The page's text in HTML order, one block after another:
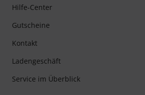
Hilfe-Center
Gutscheine
Kontakt
Ladengeschäft
Service im Überblick